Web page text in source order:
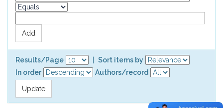
Results/Page
Sort items by
In order
Authors/record